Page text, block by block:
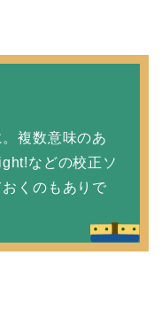
複数意味のあ
などの校正ソ
くのもありで